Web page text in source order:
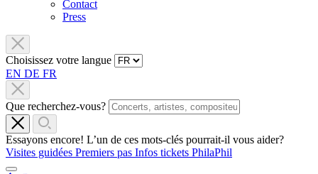
Contact
Press
Choisissez votre langue
EN DE FR
Que recherchez-vous?
Essayons encore! L’un de ces mots-clés pourrait-il vous aider?
Visites guidées Premiers pas Infos tickets PhilaPhil